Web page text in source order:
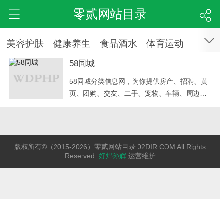
零贰网站目录
美容护肤 健康养生 食品酒水 体育运动
58同城
58同城分类信息网，为你提供房产、招聘、黄
页、团购、交友、二手、宠物、车辆、周边游
版权所有©（2015-2026）零贰网站目录 02DIR.COM All Rights
Reserved. 好焊孙辉 运营维护